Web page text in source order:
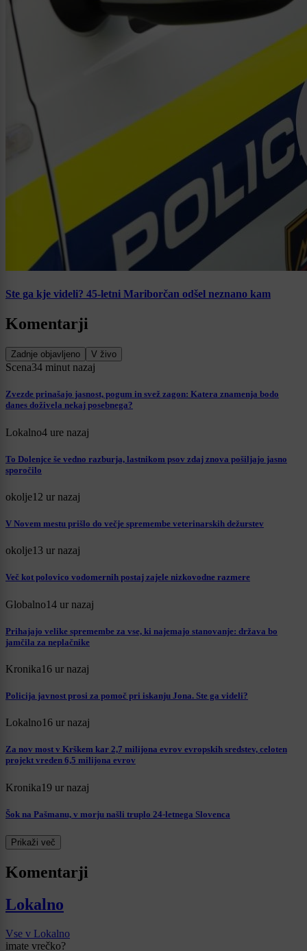
Ste ga kje videli? 45-letni Mariborčan odšel neznano kam
Komentarji
Zadnje objavljeno V živo
Scena34 minut nazaj
Zvezde prinašajo jasnost, pogum in svež zagon: Katera znamenja bodo
danes doživela nekaj posebnega?
Lokalno4 ure nazaj
To Dolenjce še vedno razburja, lastnikom psov zdaj znova pošiljajo jasno
sporočilo
okolje12 ur nazaj
V Novem mestu prišlo do večje spremembe veterinarskih dežurstev
okolje13 ur nazaj
Več kot polovico vodomernih postaj zajele nizkovodne razmere
Globalno14 ur nazaj
Prihajajo velike spremembe za vse, ki najemajo stanovanje: država bo
jamčila za neplačnike
Kronika16 ur nazaj
Policija javnost prosi za pomoč pri iskanju Jona. Ste ga videli?
Lokalno16 ur nazaj
Za nov most v Krškem kar 2,7 milijona evrov evropskih sredstev, celoten
projekt vreden 6,5 milijona evrov
Kronika19 ur nazaj
Šok na Pašmanu, v morju našli truplo 24-letnega Slovenca
Prikaži več
Komentarji
Lokalno
Vse v Lokalno
imate vrečko?